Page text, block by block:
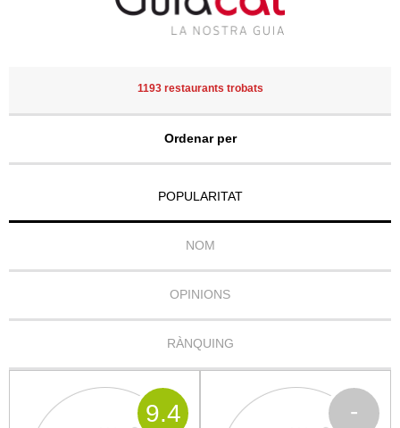
1193 restaurants trobats
Ordenar per
POPULARITAT
NOM
OPINIONS
RÀNQUING
9.4 -